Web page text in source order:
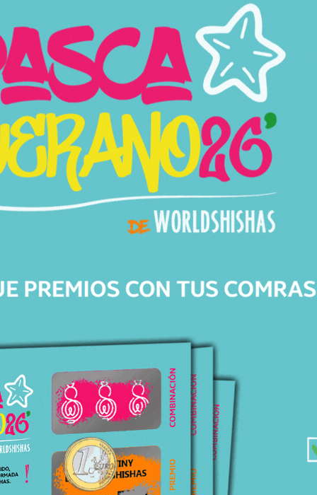
Correo electrónico
Suscribirme
Av. de Barberà, 306
Lunes a sábado
(11:00-14:00h/17:00-21:00h)
Síguenos en: